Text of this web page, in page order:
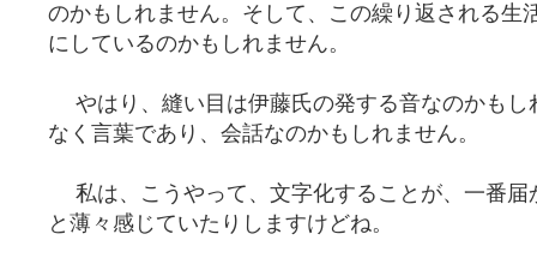
のかもしれません。そして、この繰り返される生
にしているのかもしれません。
やはり、縫い目は伊藤氏の発する音なのかもし
なく言葉であり、会話なのかもしれません。
私は、こうやって、文字化することが、一番届
と薄々感じていたりしますけどね。